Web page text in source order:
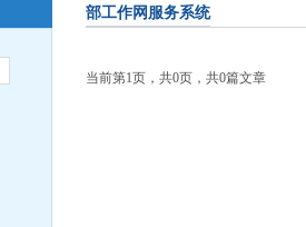
部工作网服务系统
当前第1页，共0页，共